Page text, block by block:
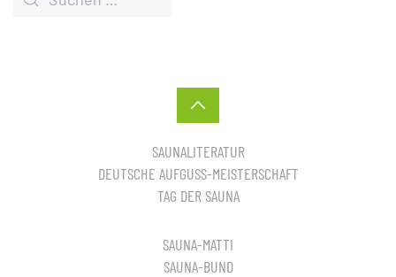
SAUNALITERATUR
DEUTSCHE AUFGUSS-MEISTERSCHAFT
TAG DER SAUNA
SAUNA-MATTI
SAUNA-BUND